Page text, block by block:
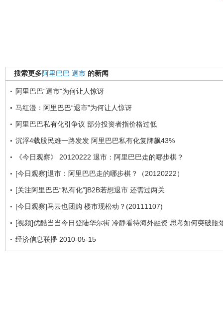
搜索更多阿里巴巴 退市 的新闻
阿里巴巴“退市”为何让人惊讶
马红漫：阿里巴巴“退市”为何让人惊讶
阿里巴巴私有化引争议 部分投资者指价格过低
沉浮4载股民难一路发发 阿里巴巴私有化复牌飙43%
《今日观察》 20120222 退市：阿里巴巴走的哪步棋？
[今日观察]退市：阿里巴巴走的哪步棋？（20120222）
[关注阿里巴巴“私有化”]B2B若想退市 还需过两关
[今日观察]马云也团购 楼市现松动？(20111107)
[视频]优酷当当今日登陆华尔街 冷静看待海外融资 思考如何突破瓶
经济信息联播 2010-05-15